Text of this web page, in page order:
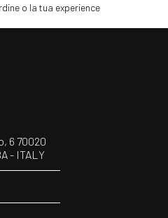
o la tua experience
6 70020
- ITALY